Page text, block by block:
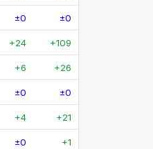
±0 ±0
+24 +109
+6 +26
±0 ±0
+4 +21
±0 +1